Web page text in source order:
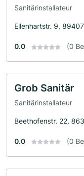
Sanitärinstallateur
Ellenhartstr. 9,
0.0 (0
Grob Sanitär
Sanitärinstallateur
Beethofenstr. 22,
0.0 (0